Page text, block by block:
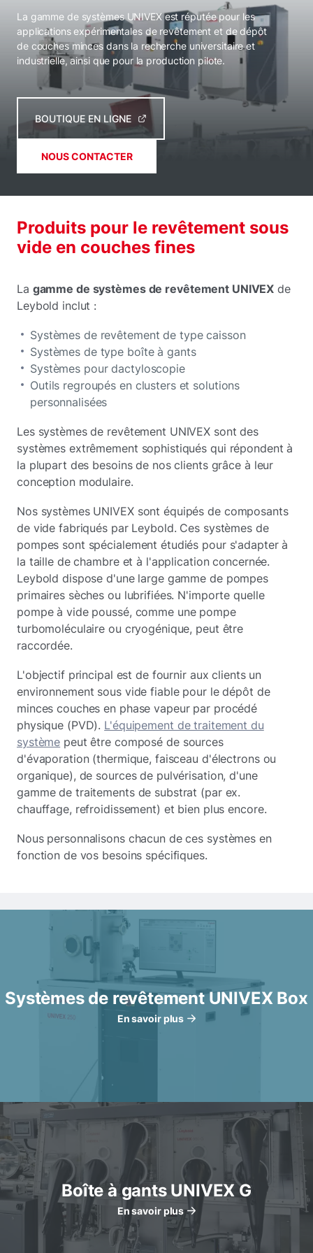
La gamme de systèmes UNIVEX est réputée pour les
applications expérimentales de revêtement et de dépôt
de couches minces dans la recherche universitaire et
industrielle, ainsi que pour la production pilote.
BOUTIQUE EN LIGNE
NOUS CONTACTER
Produits pour le revêtement sous
vide en couches fines
La gamme de systèmes de revêtement UNIVEX de
Leybold inclut :
Systèmes de revêtement de type caisson
Systèmes de type boîte à gants
Systèmes pour dactyloscopie
Outils regroupés en clusters et solutions
personnalisées
Les systèmes de revêtement UNIVEX sont des
systèmes extrêmement sophistiqués qui répondent à
la plupart des besoins de nos clients grâce à leur
conception modulaire.
Nos systèmes UNIVEX sont équipés de composants
de vide fabriqués par Leybold. Ces systèmes de
pompes sont spécialement étudiés pour s'adapter à
la taille de chambre et à l'application concernée.
Leybold dispose d'une large gamme de pompes
primaires sèches ou lubrifiées. N'importe quelle
pompe à vide poussé, comme une pompe
turbomoléculaire ou cryogénique, peut être
raccordée.
L'objectif principal est de fournir aux clients un
environnement sous vide fiable pour le dépôt de
minces couches en phase vapeur par procédé
physique (PVD). L'équipement de traitement du
système peut être composé de sources
d'évaporation (thermique, faisceau d'électrons ou
organique), de sources de pulvérisation, d'une
gamme de traitements de substrat (par ex.
chauffage, refroidissement) et bien plus encore.
Nous personnalisons chacun de ces systèmes en
fonction de vos besoins spécifiques.
Systèmes de revêtement UNIVEX Box
En savoir plus
Boîte à gants UNIVEX G
En savoir plus